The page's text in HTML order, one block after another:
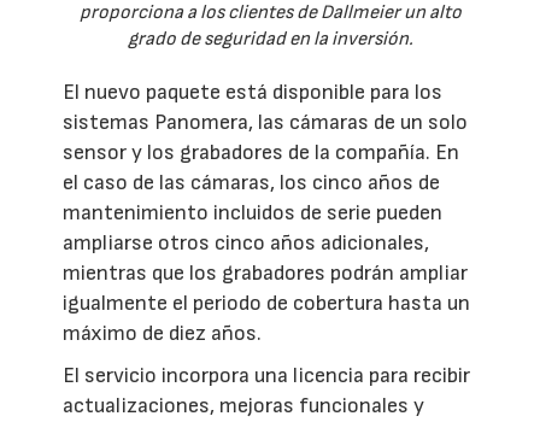
proporciona a los clientes de Dallmeier un alto
grado de seguridad en la inversión.
El nuevo paquete está disponible para los
sistemas Panomera, las cámaras de un solo
sensor y los grabadores de la compañía. En
el caso de las cámaras, los cinco años de
mantenimiento incluidos de serie pueden
ampliarse otros cinco años adicionales,
mientras que los grabadores podrán ampliar
igualmente el periodo de cobertura hasta un
máximo de diez años.
El servicio incorpora una licencia para recibir
actualizaciones, mejoras funcionales y